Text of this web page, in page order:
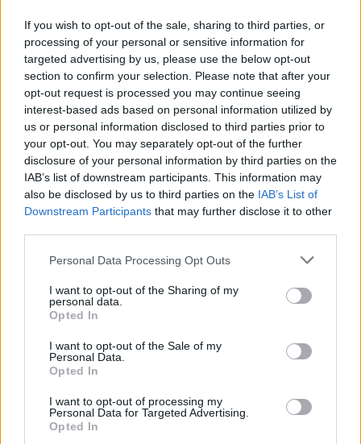
If you wish to opt-out of the sale, sharing to third parties, or
processing of your personal or sensitive information for
targeted advertising by us, please use the below opt-out
section to confirm your selection. Please note that after your
opt-out request is processed you may continue seeing
interest-based ads based on personal information utilized by
us or personal information disclosed to third parties prior to
your opt-out. You may separately opt-out of the further
disclosure of your personal information by third parties on the
IAB’s list of downstream participants. This information may
also be disclosed by us to third parties on the IAB’s List of
Downstream Participants that may further disclose it to other
Personal Data Processing Opt Outs
I want to opt-out of the Sharing of my
personal data.
Opted In
I want to opt-out of the Sale of my
Personal Data.
Opted In
I want to opt-out of processing my
Personal Data for Targeted Advertising.
Opted In
Trade Estates: Στην κατοχή της το
50% του Sofia South Ring Mall με
τίμημα 49,35 εκατ. ευρώ
07/08/26|16:53
Ατρόμητος και Novibet
ανανεώνουν τη συνεργασία τους
μέχρι το 2028
07/08/26|15:48
Βραβευμένα κρασιά με την
υπογραφή της Lidl Ελλάς
συμβάσεων το πρώτο εξάμηνο
του 2026